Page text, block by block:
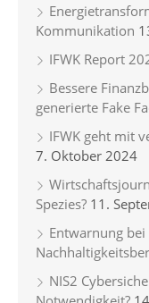
Kommunikation
IFWK Report
Bessere
generierte Fake
IFWK geht mit
7. Oktober 2024
Spezies? 11.
Entwarnung bei
NIS2